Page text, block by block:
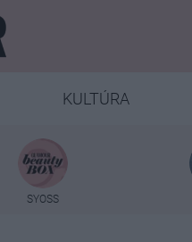
KULTÚRA
SYOSS